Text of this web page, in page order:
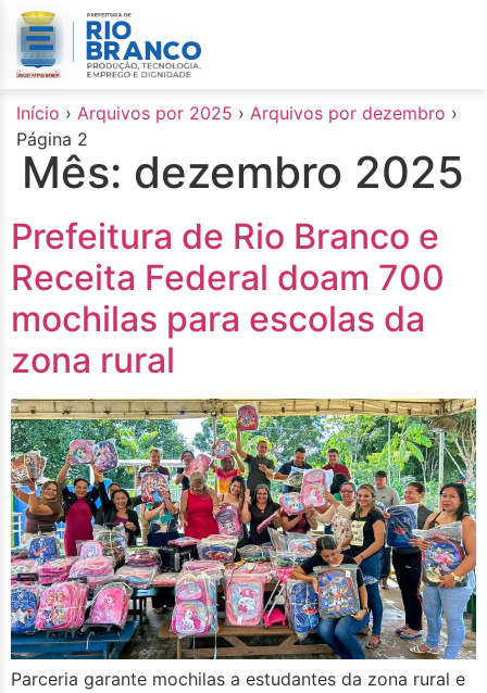
conteúdo
Início › Arquivos por 2025 › Arquivos por dezembro ›
Página 2
Mês: dezembro 2025
Prefeitura de Rio Branco e
Receita Federal doam 700
mochilas para escolas da
zona rural
Parceria garante mochilas a estudantes da zona rural e